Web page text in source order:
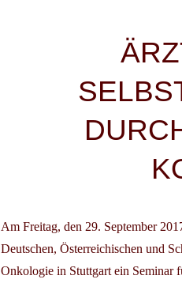
Am Freitag, den 29. September
Deutschen, Österreichischen und
Onkologie in Stuttgart ein Seminar